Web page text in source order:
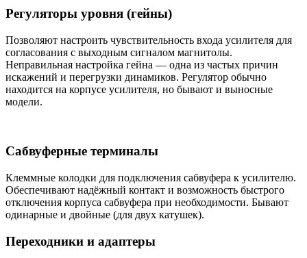
Регуляторы уровня (гейны)
Позволяют настроить чувствительность входа усилителя для
согласования с выходным сигналом магнитолы.
Неправильная настройка гейна — одна из частых причин
искажений и перегрузки динамиков. Регулятор обычно
находится на корпусе усилителя, но бывают и выносные
модели.
Сабвуферные терминалы
Клеммные колодки для подключения сабвуфера к усилителю.
Обеспечивают надёжный контакт и возможность быстрого
отключения корпуса сабвуфера при необходимости. Бывают
одинарные и двойные (для двух катушек).
Переходники и адаптеры